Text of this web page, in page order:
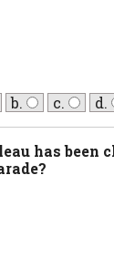
b. c. d.
has been